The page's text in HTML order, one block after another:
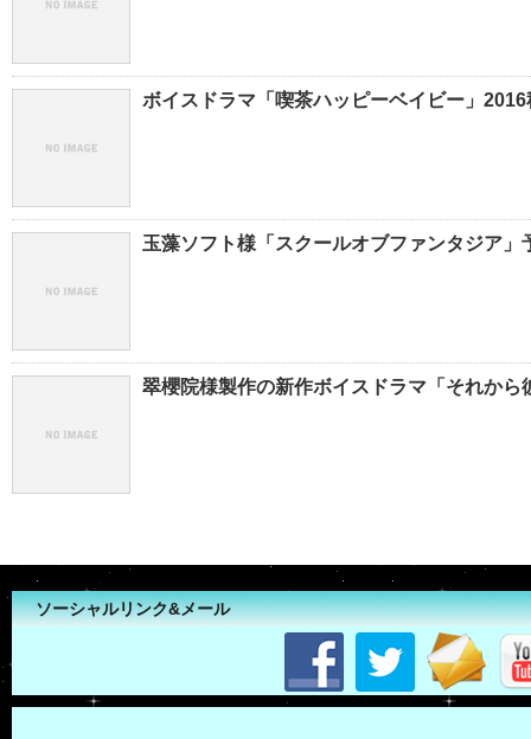
ボイスドラマ「喫茶ハッピーベイビー」
玉藻ソフト様「スクールオブファンタジア
翠櫻院様製作の新作ボイスドラマ「それか
ソーシャルリンク&メール